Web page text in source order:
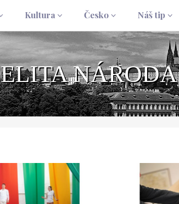
Kultura Česko Náš tip
ELITA